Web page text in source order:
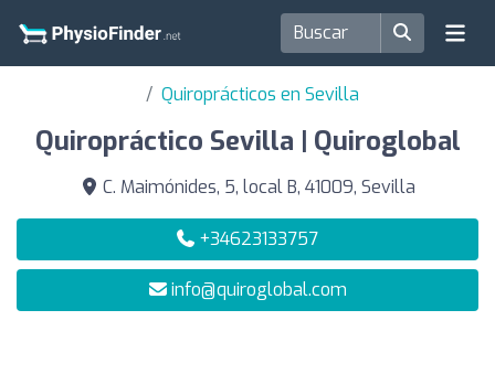
Quiroprácticos en Sevilla
Quiropráctico Sevilla | Quiroglobal
C. Maimónides, 5, local B, 41009, Sevilla
+34623133757
info@quiroglobal.com